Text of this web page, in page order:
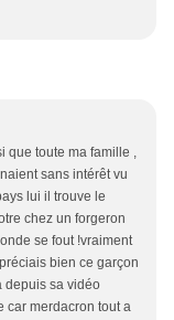
que toute ma famille ,
sans intérêt vu
lui il trouve le
chez un forgeron
se fout !vraiment
bien ce garçon
depuis sa vidéo
car merdacron tout a